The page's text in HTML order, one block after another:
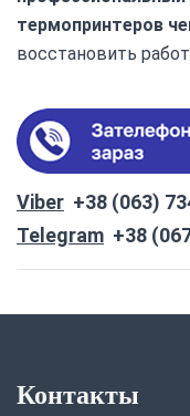
термопринтеров
восстановить
Viber +38 (063)
Telegram +38
Контакты